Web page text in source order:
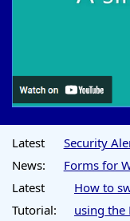
Latest
News:
Security
Forms for
Latest
Tutorial:
How to
using the